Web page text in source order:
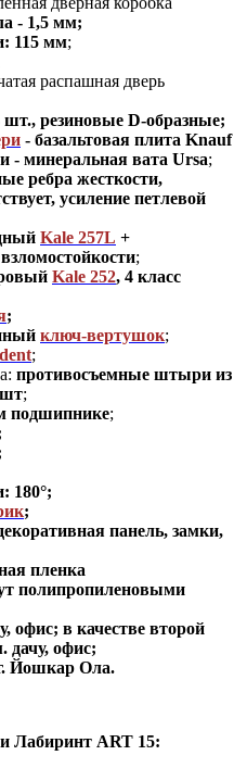
- 1,5 мм;
115 мм;
распашная дверь
шт., резиновые D-образные;
- базальтовая плита Knauf
- минеральная вата Ursa;
ребра жесткости,
усиление петлевой
Kale 257L +
;
Kale 252, 4 класс
;
ключ-вертушок;
;
противосъемные штыри из
шт;
подшипнике;
180°;
;
панель, замки,
пленка
полипропиленовыми
офис; в качестве второй
дачу, офис;
. Йошкар Ола.
Лабиринт ART 15: